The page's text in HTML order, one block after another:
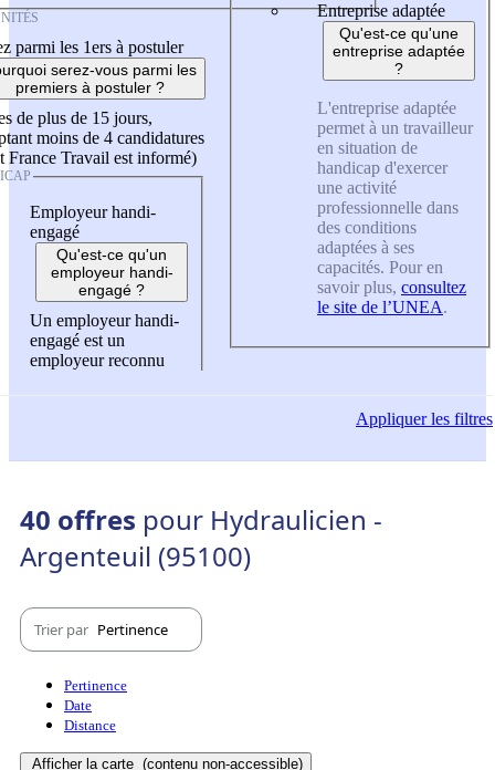
parmi les 1ers à postuler
serez-vous parmi les
premiers à postuler ?
de plus de 15 jours,
moins de 4 candidatures
France Travail est informé)
Employeur handi-
engagé
Qu'est-ce qu'un
employeur handi-
engagé ?
Un employeur handi-
engagé est un
employeur reconnu
Entreprise adaptée
Qu'est-ce qu'une
entreprise adaptée
?
L'entreprise adaptée
permet à un travailleur
en situation de
handicap d'exercer
une activité
professionnelle dans
des conditions
adaptées à ses
capacités. Pour en
savoir plus, consultez
le site de l’UNEA.
Appliquerles filtres
40 offres pour Hydraulicien -
Argenteuil (95100)
Trier par Pertinence
Pertinence
Date
Distance
Afficher la carte (contenu non-accessible)